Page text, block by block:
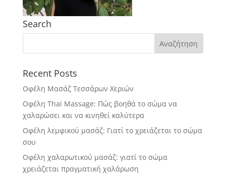
Search
Recent Posts
Οφέλη Μασάζ Τεσσάρων Χεριών
Οφέλη Thai Massage: Πώς βοηθά το σώμα να
χαλαρώσει και να κινηθεί καλύτερα
Οφέλη λεμφικού μασάζ: Γιατί το χρειάζεται το σώμα
σου
Οφέλη χαλαρωτικού μασάζ: γιατί το σώμα
χρειάζεται πραγματική χαλάρωση